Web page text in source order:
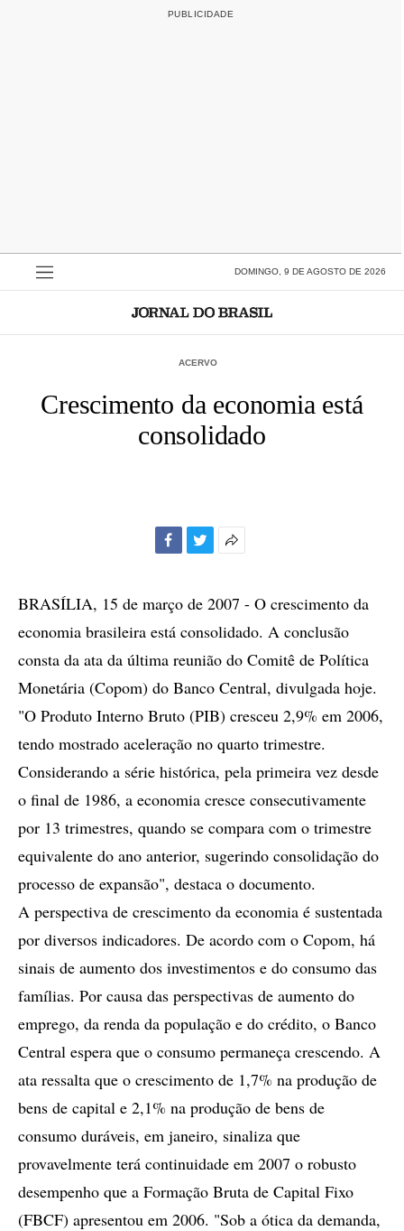
DOMINGO, 9 DE AGOSTO DE 2026
ACERVO
Crescimento da economia está
consolidado
compartilhamento
BRASÍLIA, 15 de março de 2007 - O crescimento da
economia brasileira está consolidado. A conclusão
consta da ata da última reunião do Comitê de Política
Monetária (Copom) do Banco Central, divulgada hoje.
"O Produto Interno Bruto (PIB) cresceu 2,9% em 2006,
tendo mostrado aceleração no quarto trimestre.
Considerando a série histórica, pela primeira vez desde
o final de 1986, a economia cresce consecutivamente
por 13 trimestres, quando se compara com o trimestre
equivalente do ano anterior, sugerindo consolidação do
processo de expansão", destaca o documento.
A perspectiva de crescimento da economia é sustentada
por diversos indicadores. De acordo com o Copom, há
sinais de aumento dos investimentos e do consumo das
famílias. Por causa das perspectivas de aumento do
emprego, da renda da população e do crédito, o Banco
Central espera que o consumo permaneça crescendo. A
ata ressalta que o crescimento de 1,7% na produção de
bens de capital e 2,1% na produção de bens de
consumo duráveis, em janeiro, sinaliza que
provavelmente terá continuidade em 2007 o robusto
desempenho que a Formação Bruta de Capital Fixo
(FBCF) apresentou em 2006. "Sob a ótica da demanda,